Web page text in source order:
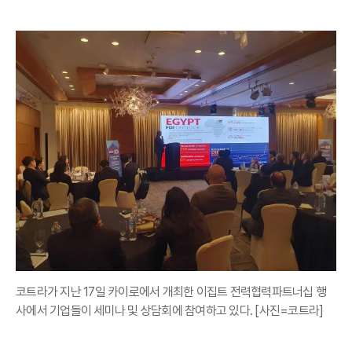
코트라가 지난 17일 카이로에서 개최한 이집트 전력협력파트너십 행
사에서 기업들이 세미나 및 상담회에 참여하고 있다. [사진=코트라]